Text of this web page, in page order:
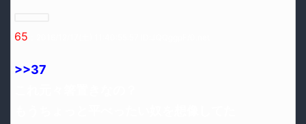
65
>>37